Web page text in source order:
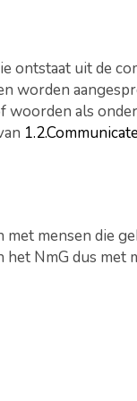
ontstaat uit de
worden
woorden als
mensen die
NmG dus met